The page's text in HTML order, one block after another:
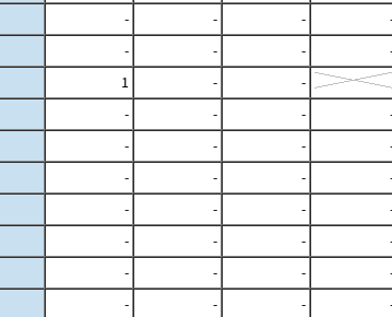
- - -
- - -
1 -
-
- - -
- - -
- - -
- - -
- - -
- - -
- - -